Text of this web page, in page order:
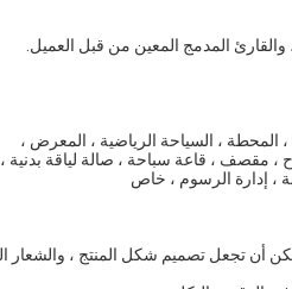
المدمج المعين من قبل العميل.
، قاعة سباحة ، صالة لياقة بدنية ،
، إدارة الرسوم ، خاص